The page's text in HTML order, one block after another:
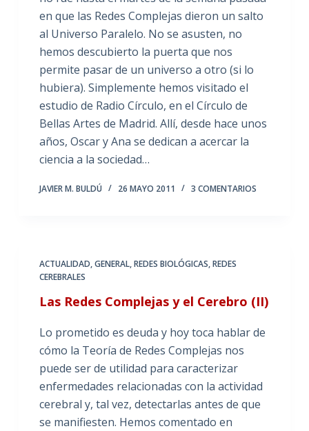
en que las Redes Complejas dieron un salto
al Universo Paralelo. No se asusten, no
hemos descubierto la puerta que nos
permite pasar de un universo a otro (si lo
hubiera). Simplemente hemos visitado el
estudio de Radio Círculo, en el Círculo de
Bellas Artes de Madrid. Allí, desde hace unos
años, Oscar y Ana se dedican a acercar la
ciencia a la sociedad…
JAVIER M. BULDÚ 26 MAYO 2011 3 COMENTARIOS
ACTUALIDAD,GENERAL,REDES BIOLÓGICAS,REDES
CEREBRALES
Las Redes Complejas y el Cerebro (II)
Lo prometido es deuda y hoy toca hablar de
cómo la Teoría de Redes Complejas nos
puede ser de utilidad para caracterizar
enfermedades relacionadas con la actividad
cerebral y, tal vez, detectarlas antes de que
se manifiesten. Hemos comentado en